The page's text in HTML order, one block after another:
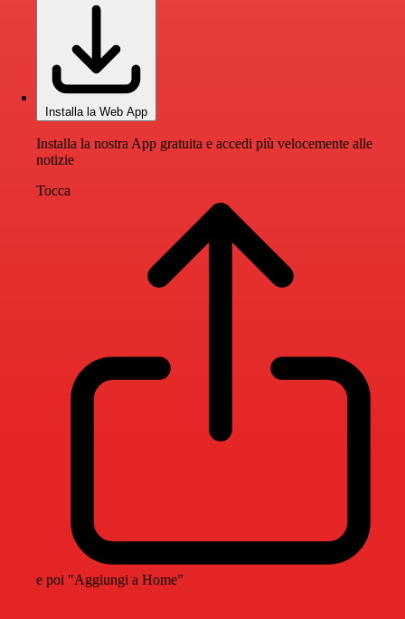
Installa la Web App
Installa la nostra App gratuita e accedi più velocemente alle
notizie
Tocca
e poi "Aggiungi a Home"